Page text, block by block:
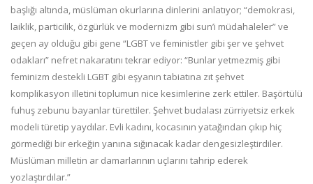
başlığı altında, müslüman okurlarına dinlerini anlatıyor; “demokrasi,
laiklik, particilik, özgürlük ve modernizm gibi sun’i müdahaleler” ve
geçen ay olduğu gibi gene “LGBT ve feministler gibi şer ve şehvet
odakları” nefret nakaratını tekrar ediyor: “Bunlar yetmezmiş gibi
feminizm destekli LGBT gibi eşyanın tabiatına zıt şehvet
komplikasyon illetini toplumun nice kesimlerine zerk ettiler. Başörtülü
fuhuş zebunu bayanlar türettiler. Şehvet budalası zürriyetsiz erkek
modeli türetip yaydılar. Evli kadını, kocasının yatağından çıkıp hiç
görmediği bir erkeğin yanına sığınacak kadar dengesizleştirdiler.
Müslüman milletin ar damarlarının uçlarını tahrip ederek
yozlaştırdılar.”